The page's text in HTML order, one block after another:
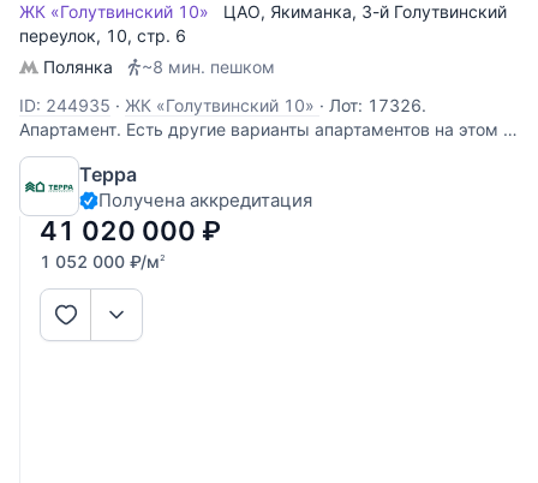
ЖК «Голутвинский 10» ЦАО, Якиманка, 3-й Голутвинский
переулок, 10, стр. 6
Полянка
~8 мин. пешком
ID: 244935 · ЖК «Голутвинский 10» · Лот: 17326.
Апартамент. Есть другие варианты апартаментов на этом и
других этажах. Каждый апартамент продается с келером
для хранения 4,5 кв м. (не входит в площадь апартамента).
Отделка чистовая, будет отделан полностью санузел,
покраска стен (цвет
Терра
Получена аккредитация
41 020 000 ₽
1 052 000 ₽/м2